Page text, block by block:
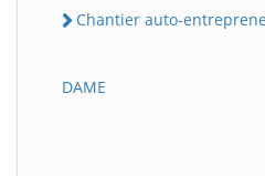
Chantier auto-
DAME